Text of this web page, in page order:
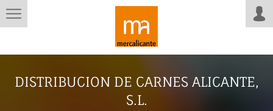
DISTRIBUCION DE CARNES ALICANTE,
S.L.